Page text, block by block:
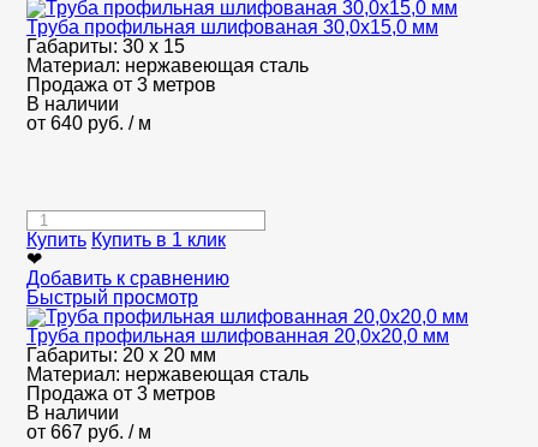
Труба профильная шлифованая 30,0х15,0 мм
Габариты: 30 х 15
Материал: нержавеющая сталь
Продажа от 3 метров
В наличии
от 640 руб. / м
Купить Купить в 1 клик
❤
Добавить к сравнению
Быстрый просмотр
Труба профильная шлифованная 20,0х20,0 мм
Габариты: 20 х 20 мм
Материал: нержавеющая сталь
Продажа от 3 метров
В наличии
от 667 руб. / м